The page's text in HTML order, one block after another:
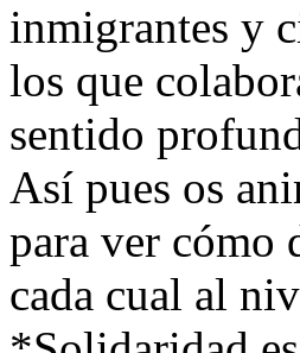
inmigrantes y
los que
sentido
Así pues os
para ver cómo
cada cual al